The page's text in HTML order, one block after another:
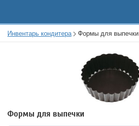
Инвентарь кондитера Формы для выпечки
Формы для выпечки